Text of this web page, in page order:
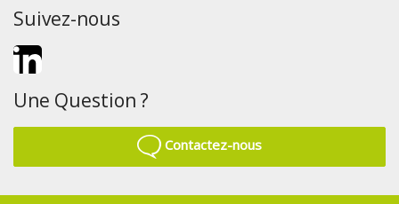
Suivez-nous
Une Question ?
Contactez-nous